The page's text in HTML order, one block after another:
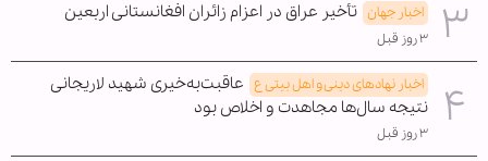
اخبار جهان تأخیر عراق در اعزام زائران افغانستانی اربعین
۳ روز قبل
اخبار نهادهای دینی و اهل بیتی ع عاقبت‌به‌خیری شهید لاریجانی
نتیجه سال‌ها مجاهدت و اخلاص بود
۳ روز قبل